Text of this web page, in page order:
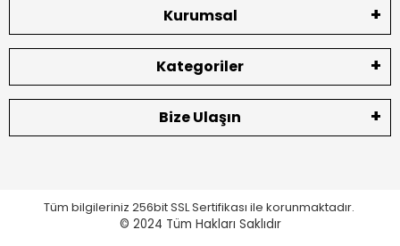
Kurumsal
Kategoriler
Bize Ulaşın
Tüm bilgileriniz 256bit SSL Sertifikası ile korunmaktadır.
© 2024 Tüm Hakları Saklıdır